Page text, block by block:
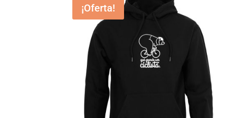
¡Oferta!